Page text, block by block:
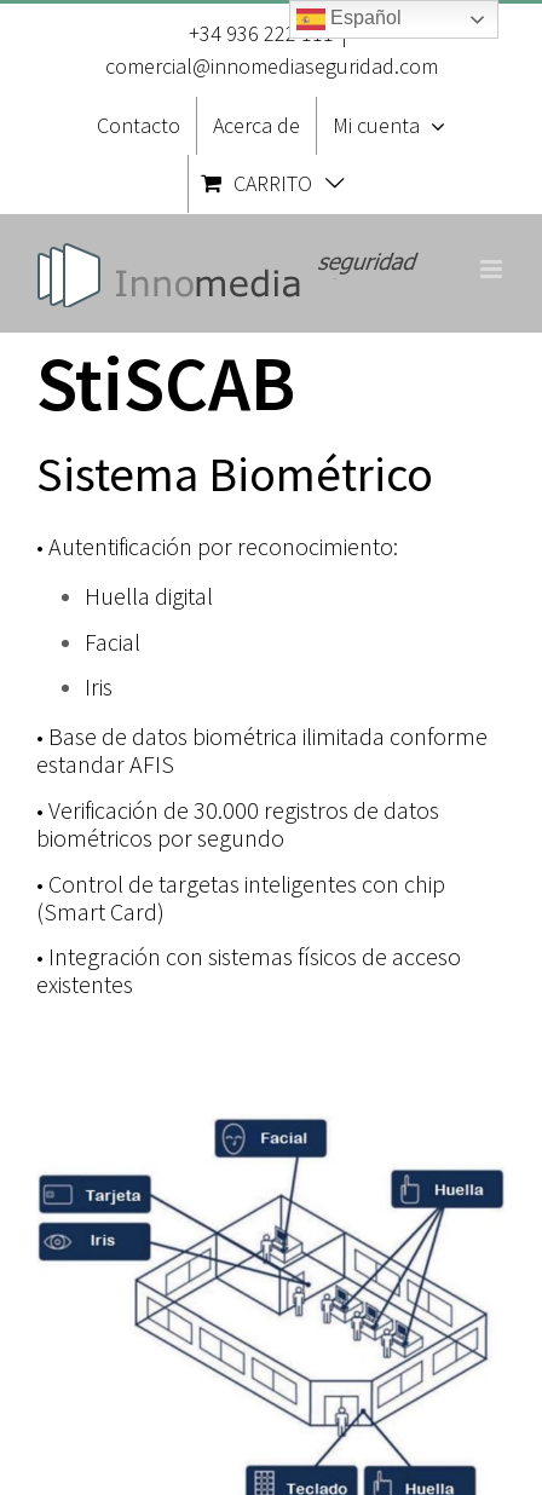
Saltar
+34 936 222 111 |
comercial@innomediaseguridad.com
Contacto Acerca de Mi cuenta
CARRITO
StiSCAB
Sistema Biométrico
• Autentificación por reconocimiento:
Huella digital
Facial
Iris
• Base de datos biométrica ilimitada conforme
estandar AFIS
• Verificación de 30.000 registros de datos
biométricos por segundo
• Control de targetas inteligentes con chip
(Smart Card)
• Integración con sistemas físicos de acceso
existentes
Español